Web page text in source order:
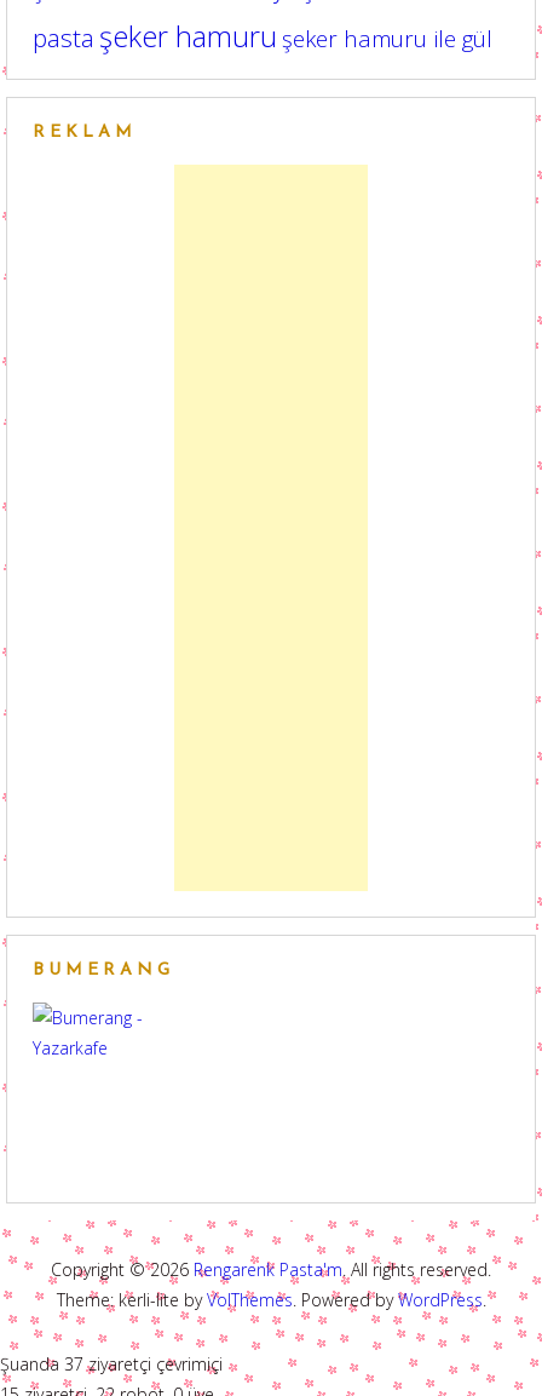
pasta şeker hamuru şeker hamuru ile gül
REKLAM
BUMERANG
Copyright © 2026 Rengarenk Pasta'm. All rights reserved.
Theme: kerli-lite byVolThemes. Powered byWordPress.
Şuanda 37 ziyaretçi çevrimiçi